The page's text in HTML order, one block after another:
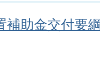
補助金交付要